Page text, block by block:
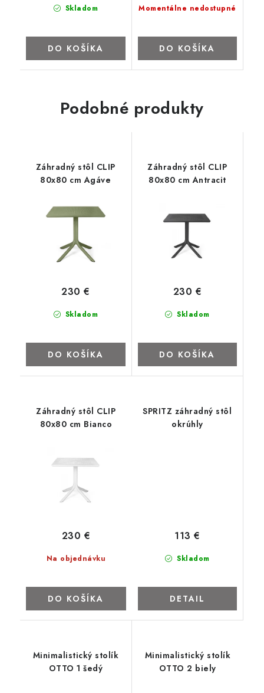
Skladom
DO KOŠÍKA
Momentálne nedostupné
DO KOŠÍKA
Podobné produkty
Záhradný stôl CLIP
80x80 cm Agáve
Skladom
230 €
DO KOŠÍKA
Záhradný stôl CLIP
80x80 cm Antracit
Skladom
230 €
DO KOŠÍKA
Záhradný stôl CLIP
80x80 cm Bianco
Na objednávku
230 €
DO KOŠÍKA
SPRITZ záhradný stôl
okrúhly
Skladom
113 €
DETAIL
Minimalistický stolík
OTTO 1 šedý
Minimalistický stolík
OTTO 2 biely